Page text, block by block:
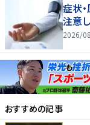
症状
注意
2026/
おすすめの記事